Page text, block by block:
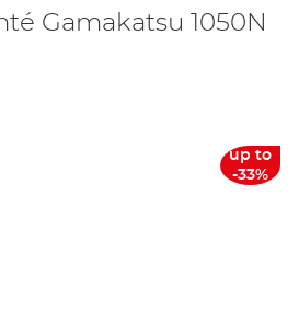
Gamakatsu 1050N
up to
-33%